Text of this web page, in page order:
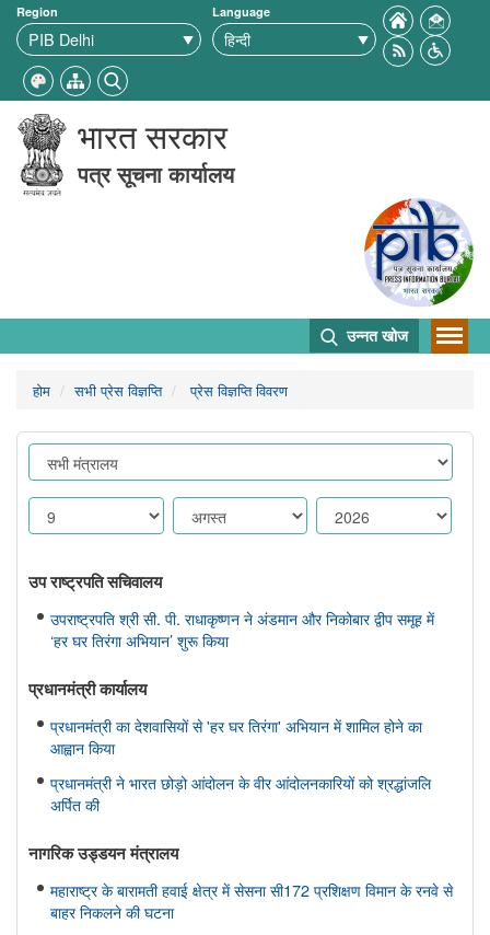
Region Language
भारत सरकार
पत्र सूचना कार्यालय
उन्नत खोज
होम सभी प्रेस विज्ञप्ति प्रेस विज्ञप्ति विवरण
उप राष्ट्रपति सचिवालय
उपराष्ट्रपति श्री सी. पी. राधाकृष्णन ने अंडमान और निकोबार द्वीप समूह में
‘हर घर तिरंगा अभियान’ शुरू किया
प्रधानमंत्री कार्यालय
प्रधानमंत्री का देशवासियों से 'हर घर तिरंगा' अभियान में शामिल होने का
आह्वान किया
प्रधानमंत्री ने भारत छोड़ो आंदोलन के वीर आंदोलनकारियों को श्रद्धांजलि
अर्पित की
नागरिक उड्डयन मंत्रालय
महाराष्ट्र के बारामती हवाई क्षेत्र में सेसना सी172 प्रशिक्षण विमान के रनवे से
बाहर निकलने की घटना